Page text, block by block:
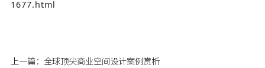
1677.html
上一篇： 全球顶尖商业空间设计案例赏析